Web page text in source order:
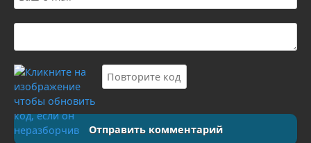
Отправить комментарий